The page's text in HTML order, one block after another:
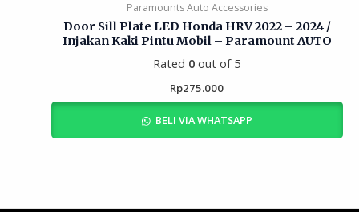
Paramounts Auto Accessories
Door Sill Plate LED Honda HRV 2022 – 2024 /
Injakan Kaki Pintu Mobil – Paramount AUTO
Rated 0 out of 5
Rp275.000
BELI VIA WHATSAPP